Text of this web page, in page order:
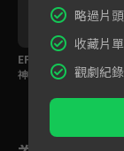
EP08預告：探索未知的
神秘新沈船！
略過片
收藏片單
觀劇紀錄